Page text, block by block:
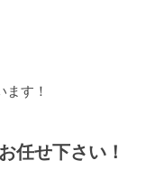
す！
任せ下さい！